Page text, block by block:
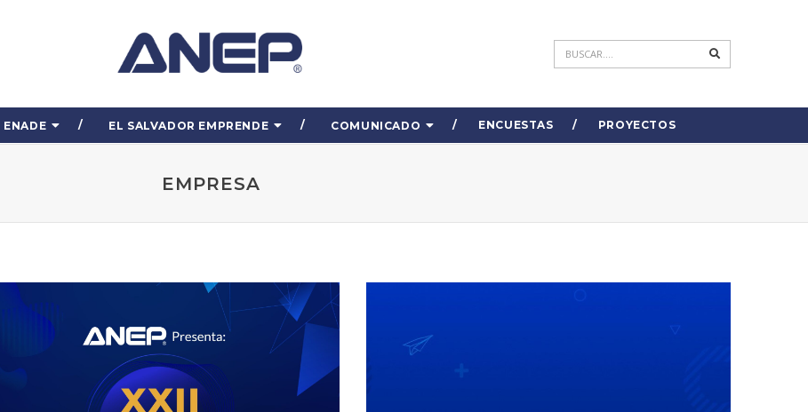
ENADE EL SALVADOR EMPRENDE COMUNICADO ENCUESTAS PROYECTOS
EMPRESA